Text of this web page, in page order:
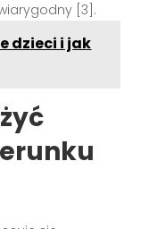
[3].
dzieci i jak